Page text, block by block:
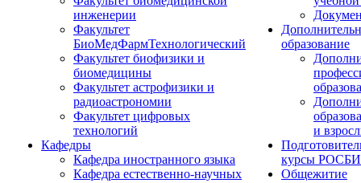
инженерии
Факультет
БиоМедФармТехнологический
Факультет биофизики и
биомедицины
Факультет астрофизики и
радиоастрономии
Факультет цифровых
технологий
Кафедры
Кафедра иностранного языка
Кафедра естественно-научных
образование
и
курсы
Общежитие